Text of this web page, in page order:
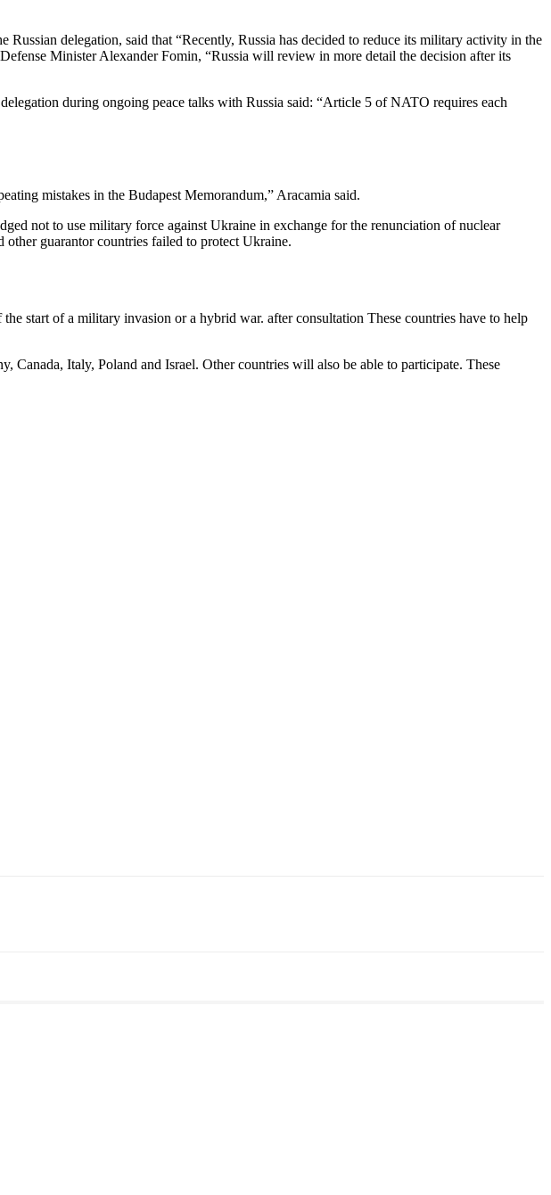
delegation, said that “Recently, Russia has decided to reduce its military activity in the
Minister Alexander Fomin, “Russia will review in more detail the decision after its
during ongoing peace talks with Russia said: “Article 5 of NATO requires each
mistakes in the Budapest Memorandum,” Aracamia said.
not to use military force against Ukraine in exchange for the renunciation of nuclear
guarantor countries failed to protect Ukraine.
start of a military invasion or a hybrid war. after consultation These countries have to help
Canada, Italy, Poland and Israel. Other countries will also be able to participate. These